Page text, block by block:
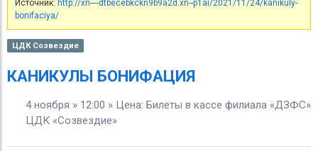
Источник: http://xn----dtbecebkckn9b9a2d.xn--p1ai/2021/11/24/kanikuly-
bonifaciya/
ЦДК Созвездие
КАНИКУЛЫ БОНИФАЦИЯ
4 ноября » 12:00 » Цена: Билеты в кассе филиала «ДЗФС»
ЦДК «Созвездие»